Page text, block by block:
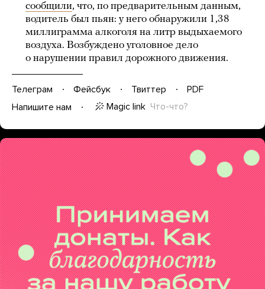
сообщили, что, по предварительным данным,
водитель был пьян: у него обнаружили 1,38
миллиграмма алкоголя на литр выдыхаемого
воздуха. Возбуждено уголовное дело
о нарушении правил дорожного движения.
Телеграм Фейсбук Твиттер
PDF
Напишите нам
Magic link Что-что?